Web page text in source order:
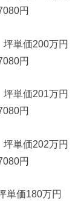
円
単価200万円
円
単価201万円
円
単価202万円
円
価180万円